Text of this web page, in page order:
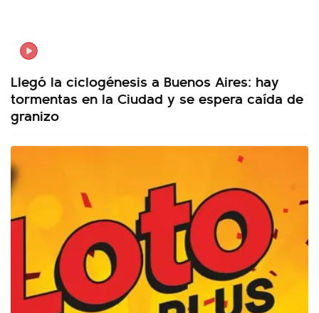
Llegó la ciclogénesis a Buenos Aires: hay
tormentas en la Ciudad y se espera caída de
granizo